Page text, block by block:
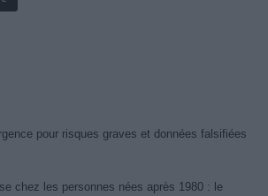
pour risques graves et données falsifiées
chez les personnes nées après 1980 : le